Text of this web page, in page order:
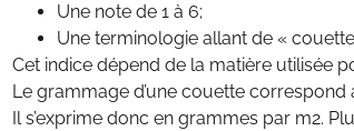
Une note de 1 à 6;
Une terminologie allant de «
Cet indice dépend de la matière utilisée
Le grammage d’une couette
Il s’exprime donc en grammes par m2.